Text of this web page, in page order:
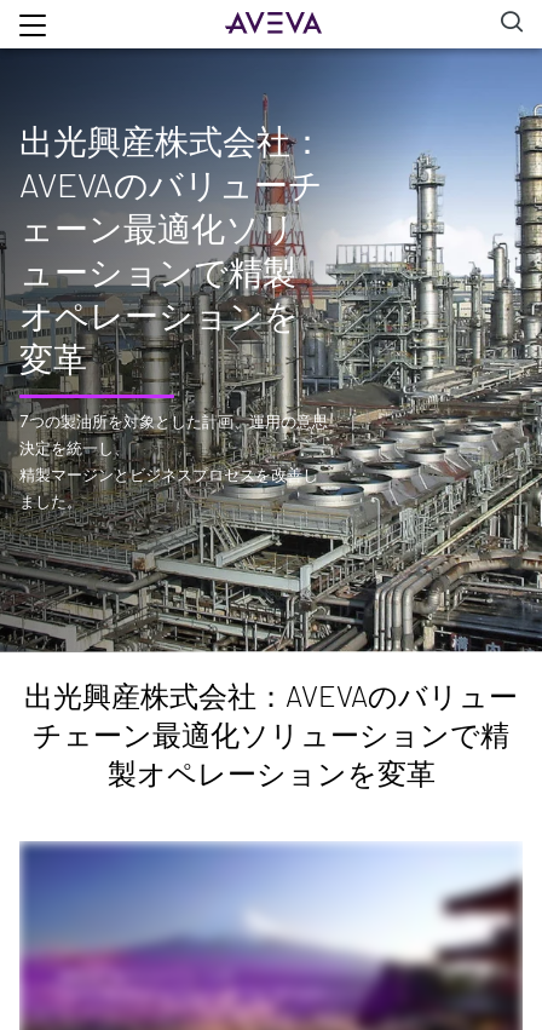
出光興産株式会社：
AVEVAのバリューチ
ェーン最適化ソリ
ューションで精製
オペレーションを
変革
7つの製油所を対象とした計画、運用の意思
決定を統一し、
精製マージンとビジネスプロセスを改善し
ました。
出光興産株式会社：AVEVAのバリュー
チェーン最適化ソリューションで精
製オペレーションを変革